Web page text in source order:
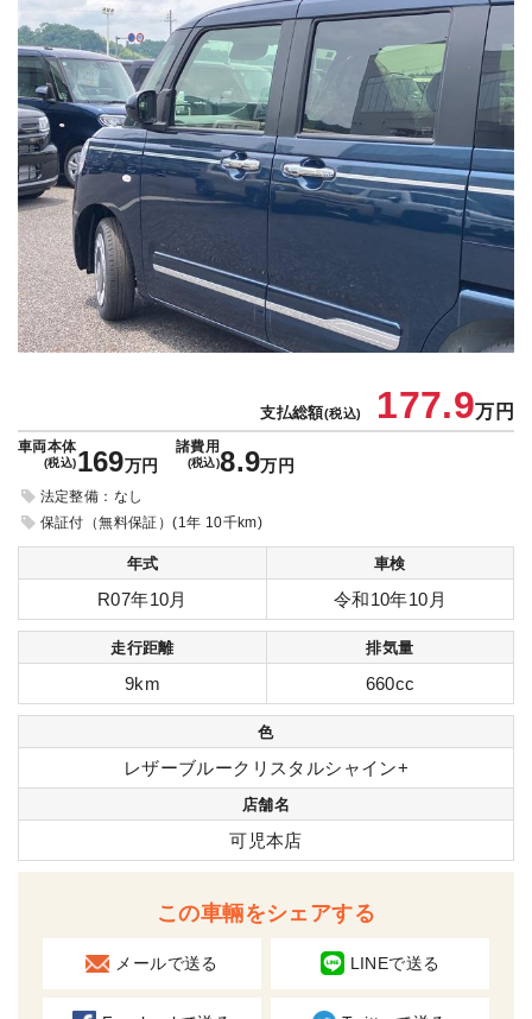
支払総額(税込) 177.9万円
車両本体
(税込)169万円
諸費用
(税込)8.9万円
法定整備：なし
保証付（無料保証）(1年 10千km)
年式 車検
R07年10月 令和10年10月
走行距離 排気量
9km 660cc
色
レザーブルークリスタルシャイン+
店舗名
可児本店
この車輛をシェアする
メールで送る LINEで送る